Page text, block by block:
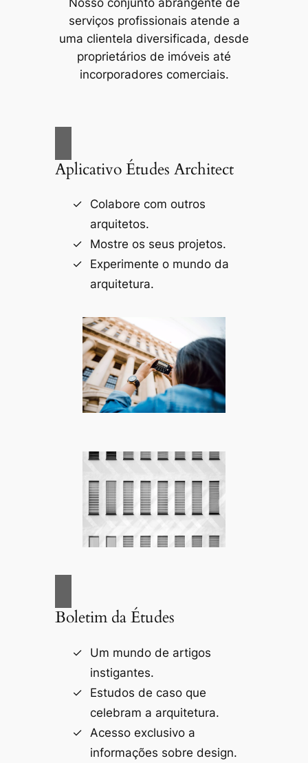
Nosso conjunto abrangente de
serviços profissionais atende a
uma clientela diversificada, desde
proprietários de imóveis até
incorporadores comerciais.
Aplicativo Études Architect
Colabore com outros
arquitetos.
Mostre os seus projetos.
Experimente o mundo da
arquitetura.
Boletim da Études
Um mundo de artigos
instigantes.
Estudos de caso que
celebram a arquitetura.
Acesso exclusivo a
informações sobre design.